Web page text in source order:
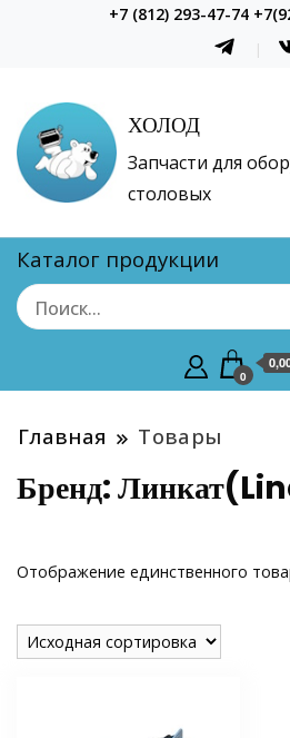
+7 (812) 293-47-74
ХОЛОД
Запчасти для
столовых
Каталог продукции
0
Главная Товары
Бренд:
Отображение единственного